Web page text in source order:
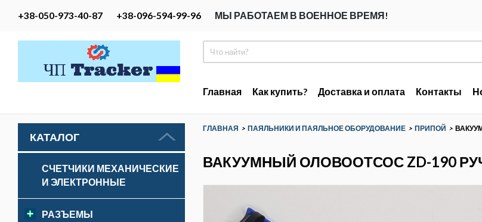
+38-050-973-40-87 +38-096-594-99-96 МЫ РАБОТАЕМ В ВОЕННОЕ ВРЕМЯ!
Главная Как купить? Доставка и оплата Контакты
КАТАЛОГ
СЧЕТЧИКИ МЕХАНИЧЕСКИЕ
И ЭЛЕКТРОННЫЕ
РАЗЪЕМЫ
ГЛАВНАЯ > ПАЯЛЬНИКИ И ПАЯЛЬНОЕ ОБОРУДОВАНИЕ > ПРИПОЙ >
ВАКУУМНЫЙ ОЛОВООТСОС ZD-190